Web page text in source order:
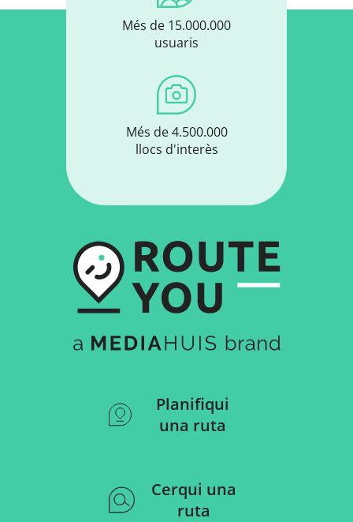
Més de 15.000.000
usuaris
Més de 4.500.000
llocs d'interès
Planifiqui
una ruta
Cerqui una
ruta